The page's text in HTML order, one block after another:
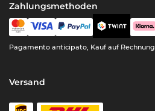
Zahlungsmethoden
Pagamento anticipato, Kauf auf Rechnung
Versand